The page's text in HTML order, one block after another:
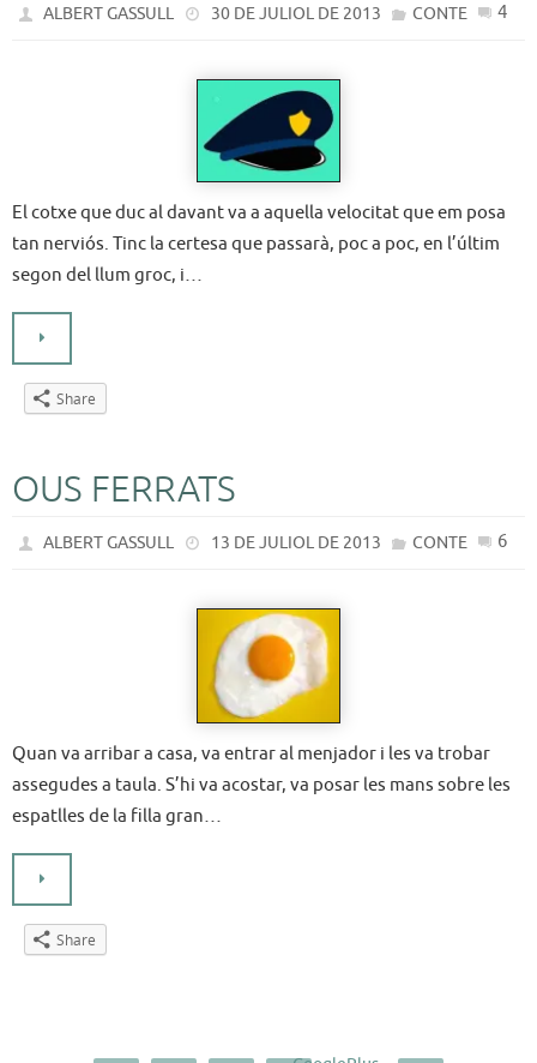
ALBERT GASSULL 30 DE JULIOL DE 2013 CONTE 4
El cotxe que duc al davant va a aquella velocitat que em posa
tan nerviós. Tinc la certesa que passarà, poc a poc, en l’últim
segon del llum groc, i…
Share
OUS FERRATS
ALBERT GASSULL 13 DE JULIOL DE 2013 CONTE 6
Quan va arribar a casa, va entrar al menjador i les va trobar
assegudes a taula. S’hi va acostar, va posar les mans sobre les
espatlles de la filla gran…
Share